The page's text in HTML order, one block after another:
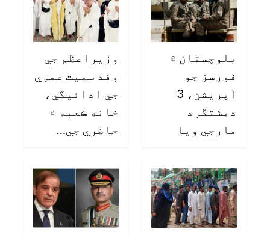
بلوچستان ۾
فورسز جو
آپريشن، 3
دهشتگرد
مارجي ويا
وزيراعظم جي
وفد سميت عمري
جي ادائيگي،
خانه ڪعبه ۾
حاضري جي…